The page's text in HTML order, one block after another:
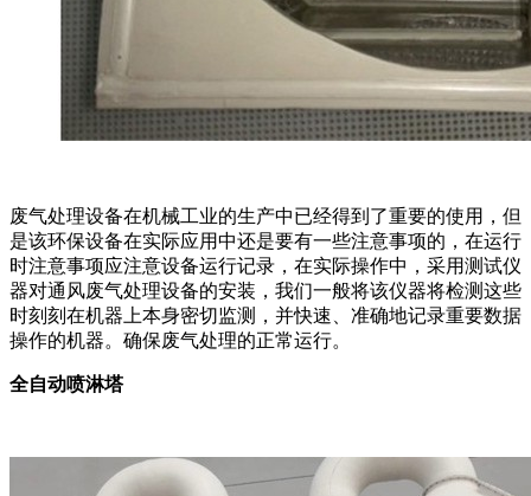
废气处理设备在机械工业的生产中已经得到了重要的使用，但
是该环保设备在实际应用中还是要有一些注意事项的，在运行
时注意事项应注意设备运行记录，在实际操作中，采用测试仪
器对通风废气处理设备的安装，我们一般将该仪器将检测这些
时刻刻在机器上本身密切监测，并快速、准确地记录重要数据
操作的机器。确保废气处理的正常运行。
全自动喷淋塔